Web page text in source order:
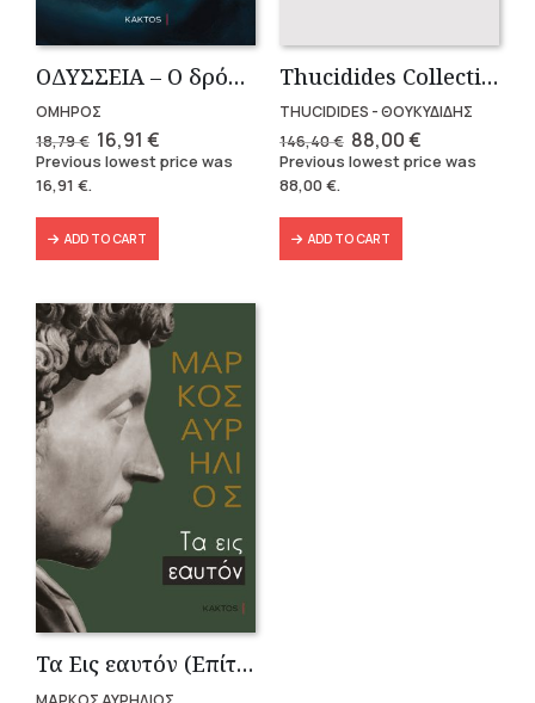
OΔΥΣΣΕΙΑ – Ο δρόμος της επιστροφής
ΟΜΗΡΟΣ
18,79€ Original
price
was:
16,91 €Current
price
is:
Previous lowest price was
16,91 €.
ADD TO CART
Thucidides Collection – Hardbound Edition (4 volumes)
THUCIDIDES - ΘΟΥΚΥΔΙΔΗΣ
146,40€ Original
price
was:
88,00€Current
price
is:
Previous lowest price was
88,00€.
ADD TO CART
Τα Εις εαυτόν (Επίτομο) – Μάρκος Αυρήλιος